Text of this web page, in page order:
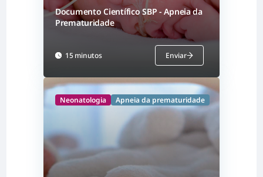
Documento Científico SBP - Apneia da
Prematuridade
15 minutos Enviar
Neonatologia Apneia da prematuridade